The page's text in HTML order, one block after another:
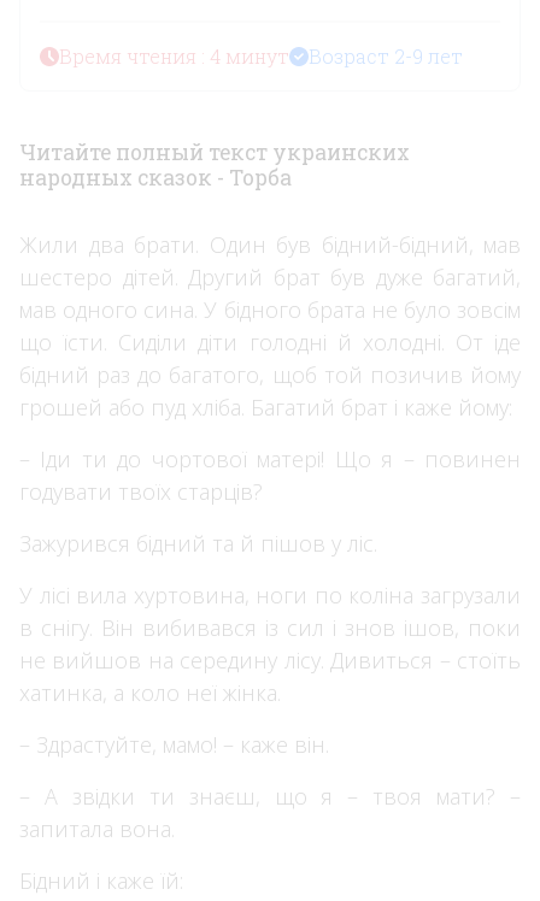
Время чтения : 4 минут Возраст 2-9 лет
Читайте полный текст украинских
народных сказок - Торба
Жили два брати. Один був бідний-бідний, мав
шестеро дітей. Другий брат був дуже багатий,
мав одного сина. У бідного брата не було зовсім
що їсти. Сиділи діти голодні й холодні. От іде
бідний раз до багатого, щоб той позичив йому
грошей або пуд хліба. Багатий брат і каже йому:
– Іди ти до чортової матері! Що я – повинен
годувати твоїх старців?
Зажурився бідний та й пішов у ліс.
У лісі вила хуртовина, ноги по коліна загрузали
в снігу. Він вибивався із сил і знов ішов, поки
не вийшов на середину лісу. Дивиться – стоїть
хатинка, а коло неї жінка.
– Здрастуйте, мамо! – каже він.
– А звідки ти знаєш, що я – твоя мати? –
запитала вона.
Бідний і каже їй: